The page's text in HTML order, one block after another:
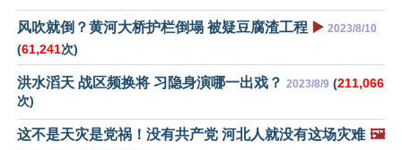
风吹就倒？黄河大桥护栏倒塌 被疑豆腐渣工程 ▶️ 2023/8/10
(61,241次)
洪水滔天 战区频换将 习隐身演哪一出戏？ 2023/8/9 (211,066
次)
这不是天灾是党祸！没有共产党 河北人就没有这场灾难 🖼️